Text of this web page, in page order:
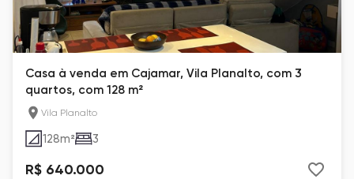
Casa à venda em Cajamar, Vila Planalto, com 3
quartos, com 128 m²
Vila Planalto
128m² 3
R$ 640.000